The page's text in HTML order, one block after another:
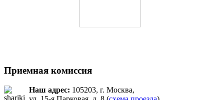
Приемная комиссия
Наш адрес: 105203, г. Москва,